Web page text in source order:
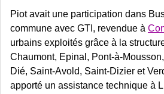
Piot avait une participation dans
commune avec GTI, revendue à
urbains exploités grâce à la
Chaumont, Epinal, Pont-à-
Dié, Saint-Avold, Saint-Dizier et
apporté un assistance technique à